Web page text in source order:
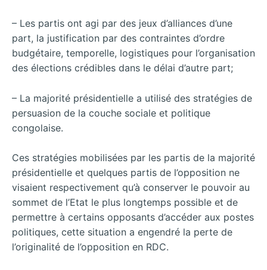
– Les partis ont agi par des jeux d’alliances d’une
part, la justification par des contraintes d’ordre
budgétaire, temporelle, logistiques pour l’organisation
des élections crédibles dans le délai d’autre part;
– La majorité présidentielle a utilisé des stratégies de
persuasion de la couche sociale et politique
congolaise.
Ces stratégies mobilisées par les partis de la majorité
présidentielle et quelques partis de l’opposition ne
visaient respectivement qu’à conserver le pouvoir au
sommet de l’Etat le plus longtemps possible et de
permettre à certains opposants d’accéder aux postes
politiques, cette situation a engendré la perte de
l’originalité de l’opposition en RDC.